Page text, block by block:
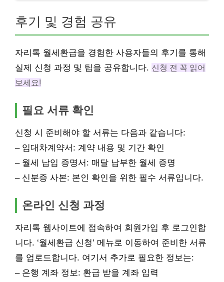
후기 및 경험 공유
자리톡 월세환급을 경험한 사용자들의 후기를 통해
실제 신청 과정 및 팁을 공유합니다. 신청 전 꼭 읽어
보세요!
필요 서류 확인
신청 시 준비해야 할 서류는 다음과 같습니다:
– 임대차계약서: 계약 내용 및 기간 확인
– 월세 납입 증명서: 매달 납부한 월세 증명
– 신분증 사본: 본인 확인을 위한 필수 서류입니다.
온라인 신청 과정
자리톡 웹사이트에 접속하여 회원가입 후 로그인합
니다. ‘월세환급 신청’ 메뉴로 이동하여 준비한 서류
를 업로드합니다. 여기서 추가로 필요한 정보는:
– 은행 계좌 정보: 환급 받을 계좌 입력